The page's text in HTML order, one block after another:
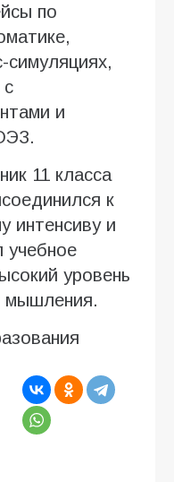
по
симуляциях,
с
и
11 класса
к
интенсиву и
учебное
уровень
мышления.